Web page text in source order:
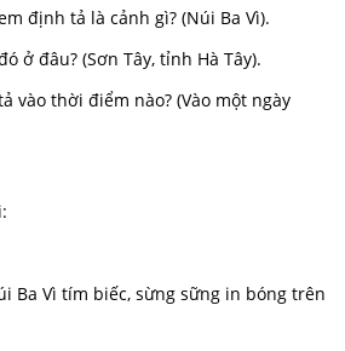
là cảnh gì? (Núi Ba Vì).
(Sơn Tây, tỉnh Hà Tây).
điểm nào? (Vào một ngày
biếc, sừng sững in bóng trên